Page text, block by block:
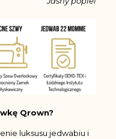
Qrown?
luksusu jedwabiu i